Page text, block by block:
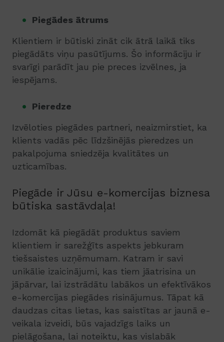
Piegādes ātrums
Klientiem ir būtiski zināt cik ātrā laikā tiks
piegādāts viņu pasūtījums. Šo informāciju ir
svarīgi parādīt jau pie preces izvēlnes, ja
iespējams.
Pieredze
Izvēloties piegādes partneri, neaizmirstiet, ka
klients vadās pēc līdzšinējās pieredzes un
pakalpojuma sniedzēja kvalitātes un
uzticamības.
Piegāde ir Jūsu e-komercijas biznesa
būtiska sastāvdaļa!
Izdomāt kā piegādāt produktus saviem
klientiem ir sarežģīts aspekts jebkuram
tiešsaistes uzņēmumam. Katram ir savi
unikālie izaicinājumi, kas tiem jāatrisina un
jāpārvar, lai izstrādātu labākos un efektīvākos
e-komercijas piegādes risinājumus. Tāpat kā
daudzas citas lietas, kas saistītas ar jaunā e-
veikala izveidi, būs vajadzīgs laiks un
pielāgošana, lai noteiktu, kas vislabāk